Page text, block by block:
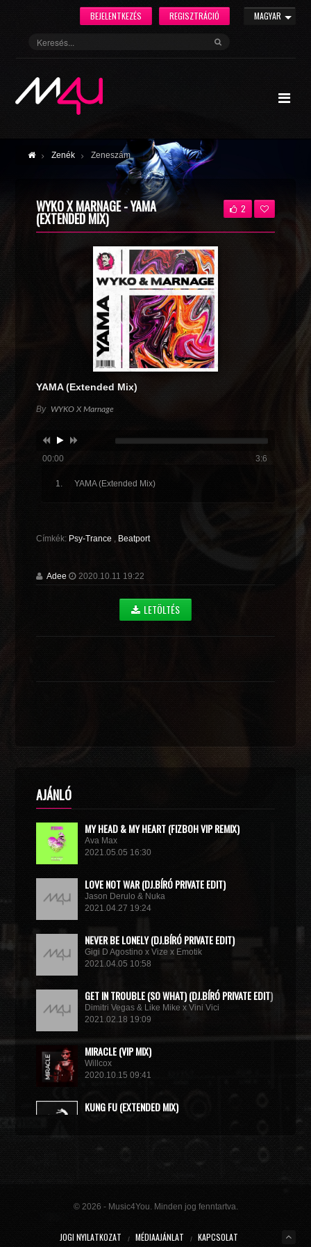
MAGYAR
REGISZTRÁCIÓ
BEJELENTKEZÉS
Zenék Zeneszám
WYKO X MARNAGE - YAMA
(EXTENDED MIX)
2
YAMA (Extended Mix)
By WYKO X Marnage
00:00 3:6
YAMA (Extended Mix)
Címkék: Psy-Trance , Beatport
Adee 2020.10.11 19:22
LETÖLTÉS
AJÁNLÓ
MY HEAD & MY HEART (FIZBOH VIP REMIX)
Ava Max
2021.05.05 16:30
LOVE NOT WAR (DJ.BÍRÓ PRIVATE EDIT)
Jason Derulo & Nuka
2021.04.27 19:24
NEVER BE LONELY (DJ.BÍRÓ PRIVATE EDIT)
Gigi D Agostino x Vize x Emotik
2021.04.05 10:58
GET IN TROUBLE (SO WHAT) (DJ.BÍRÓ PRIVATE EDIT)
Dimitri Vegas & Like Mike x Vini Vici
2021.02.18 19:09
MIRACLE (VIP MIX)
Willcox
2020.10.15 09:41
KUNG FU (EXTENDED MIX)
© 2026 - Music4You. Minden jog fenntartva.
JOGI NYILATKOZAT MÉDIAAJÁNLAT KAPCSOLAT